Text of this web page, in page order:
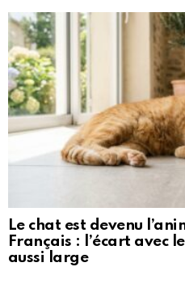
Le chat est devenu
Français : l’écart avec
aussi large